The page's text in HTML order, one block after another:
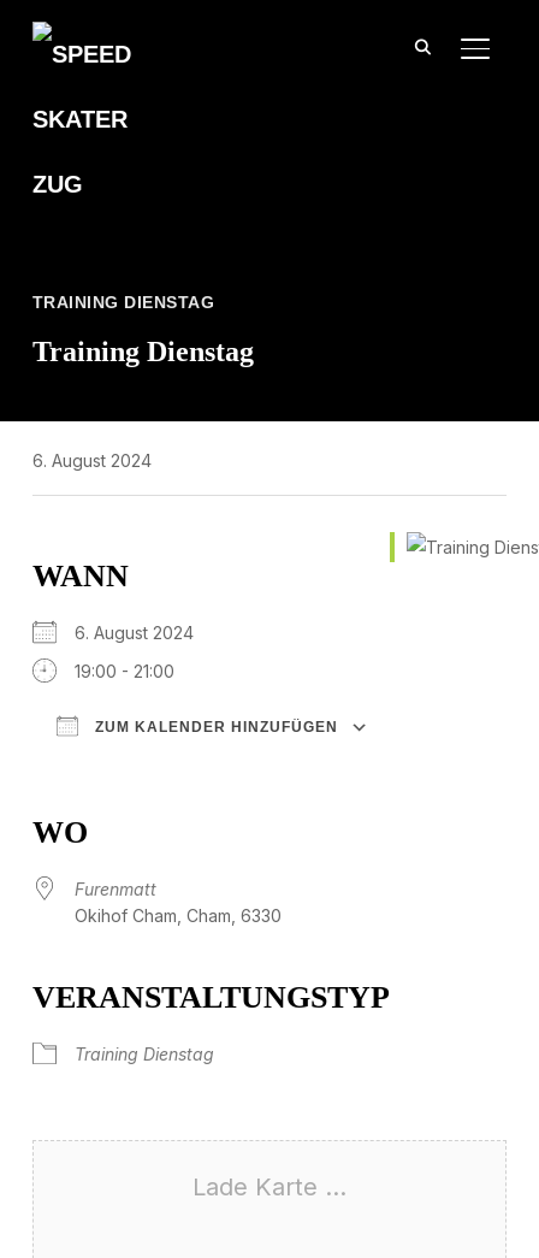
TRAINING DIENSTAG
Training Dienstag
6. August 2024
WANN
6. August 2024
19:00 - 21:00
ZUM KALENDER HINZUFÜGEN
WO
Furenmatt
Okihof Cham, Cham, 6330
VERANSTALTUNGSTYP
Training Dienstag
Lade Karte ...